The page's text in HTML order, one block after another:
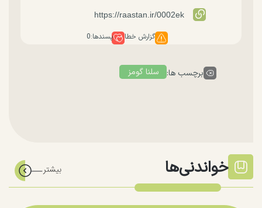
گزارش خطا پسندها:0
برچسب ها: سلنا گومز
خواندنی‌ها